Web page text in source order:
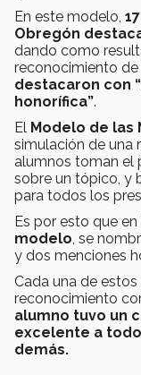
En este modelo,
Obregón
dando como
reconocimiento de
destacaron con
honorífica”.
El Modelo de las
simulación de una
alumnos toman el
sobre un tópico, y
para todos los
Es por esto que en
modelo , se
y dos menciones
Cada una de
reconocimiento
alumno tuvo un
excelente a
demás.